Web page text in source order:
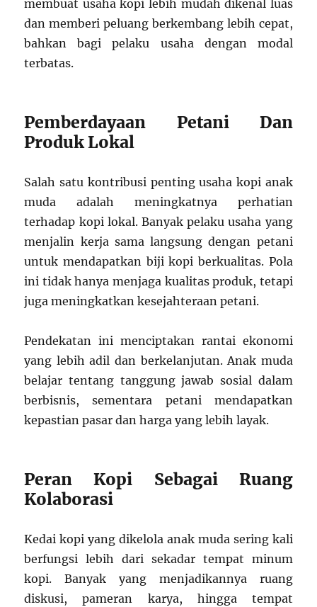
membuat usaha kopi lebih mudah dikenal luas
dan memberi peluang berkembang lebih cepat,
bahkan bagi pelaku usaha dengan modal
terbatas.
Pemberdayaan Petani Dan
Produk Lokal
Salah satu kontribusi penting usaha kopi anak
muda adalah meningkatnya perhatian
terhadap kopi lokal. Banyak pelaku usaha yang
menjalin kerja sama langsung dengan petani
untuk mendapatkan biji kopi berkualitas. Pola
ini tidak hanya menjaga kualitas produk, tetapi
juga meningkatkan kesejahteraan petani.
Pendekatan ini menciptakan rantai ekonomi
yang lebih adil dan berkelanjutan. Anak muda
belajar tentang tanggung jawab sosial dalam
berbisnis, sementara petani mendapatkan
kepastian pasar dan harga yang lebih layak.
Peran Kopi Sebagai Ruang
Kolaborasi
Kedai kopi yang dikelola anak muda sering kali
berfungsi lebih dari sekadar tempat minum
kopi. Banyak yang menjadikannya ruang
diskusi, pameran karya, hingga tempat